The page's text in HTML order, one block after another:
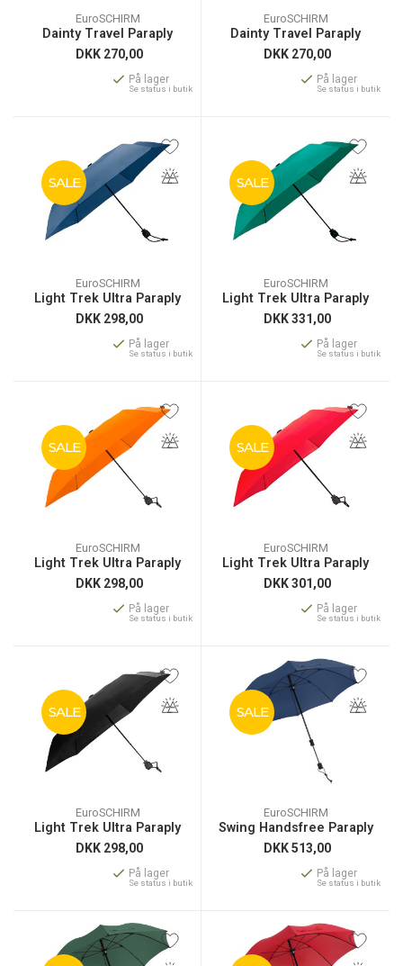
EuroSCHIRM
Dainty Travel Paraply
DKK 270,00
På lager
Se status i butik
EuroSCHIRM
Dainty Travel Paraply
DKK 270,00
På lager
Se status i butik
SALE
EuroSCHIRM
Light Trek Ultra Paraply
DKK 298,00
På lager
Se status i butik
SALE
EuroSCHIRM
Light Trek Ultra Paraply
DKK331,00
På lager
Se status i butik
SALE
EuroSCHIRM
Light Trek Ultra Paraply
DKK 298,00
På lager
Se status i butik
SALE
EuroSCHIRM
Light Trek Ultra Paraply
DKK301,00
På lager
Se status i butik
SALE
EuroSCHIRM
Light Trek Ultra Paraply
DKK 298,00
På lager
Se status i butik
SALE
EuroSCHIRM
Swing Handsfree Paraply
DKK513,00
På lager
Se status i butik